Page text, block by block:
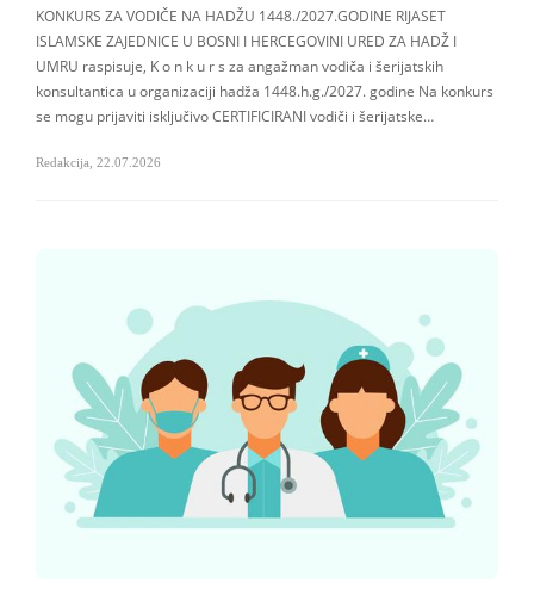
KONKURS ZA VODIČE NA HADŽU 1448./2027.GODINE RIJASET
ISLAMSKE ZAJEDNICE U BOSNI I HERCEGOVINI URED ZA HADŽ I
UMRU raspisuje, K o n k u r s za angažman vodiča i šerijatskih
konsultantica u organizaciji hadža 1448.h.g./2027. godine Na konkurs
se mogu prijaviti isključivo CERTIFICIRANI vodiči i šerijatske…
Redakcija, 22.07.2026